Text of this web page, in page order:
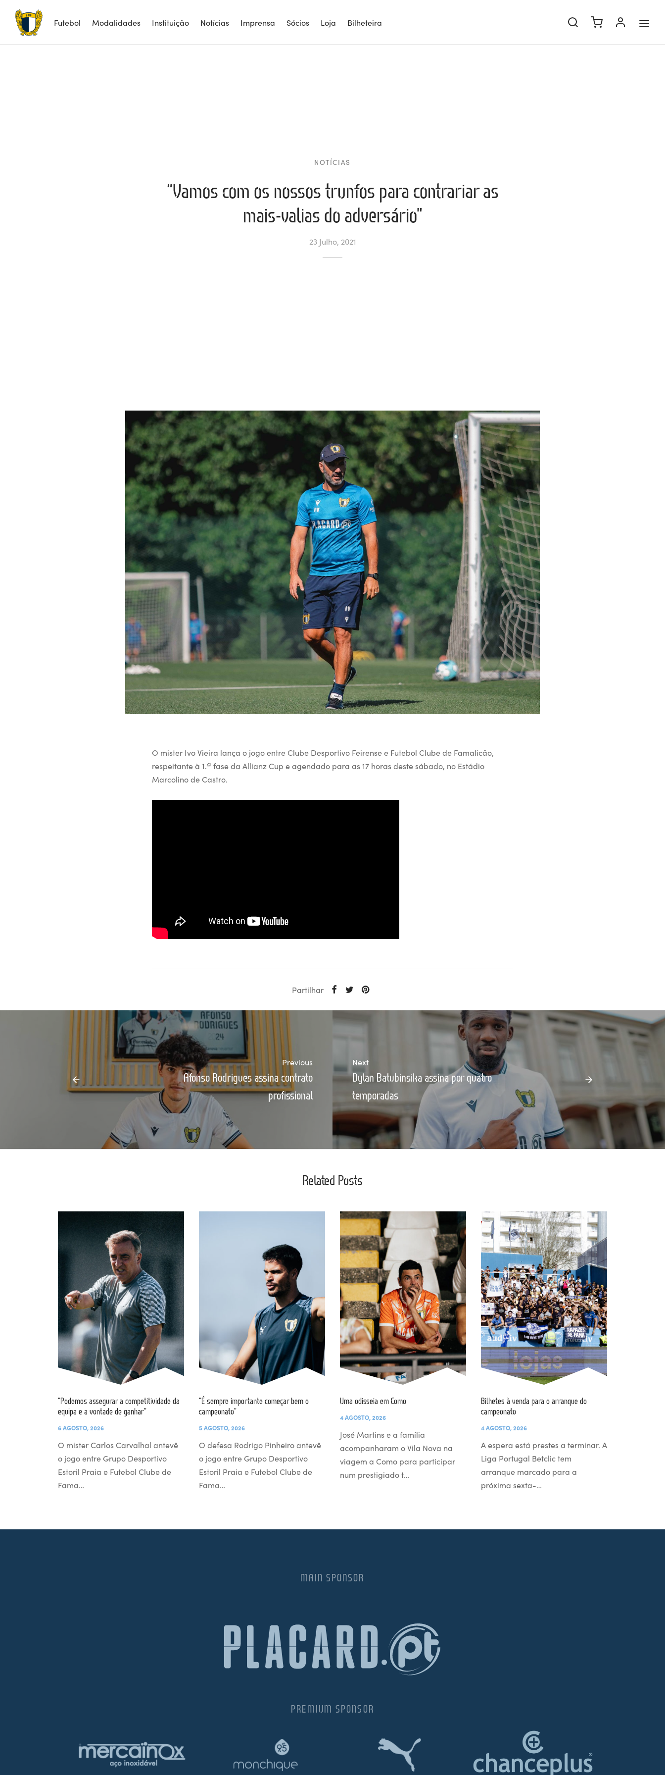
Futebol Modalidades Instituição Notícias Imprensa Sócios Loja Bilheteira
NOTÍCIAS
“Vamos com os nossos trunfos para contrariar as
mais-valias do adversário”
23 Julho, 2021
O mister Ivo Vieira lança o jogo entre Clube Desportivo Feirense e Futebol Clube de Famalicão,
respeitante à 1.ª fase da Allianz Cup e agendado para as 17 horas deste sábado, no Estádio
Marcolino de Castro.
Partilhar
Previous
Afonso Rodrigues assina contrato
profissional
Next
Dylan Batubinsika assina por quatro
temporadas
Related Posts
“Podemos assegurar a competitividade da
equipa e a vontade de ganhar”
6 AGOSTO, 2026
O mister Carlos Carvalhal antevê
o jogo entre Grupo Desportivo
Estoril Praia e Futebol Clube de
Fama…
“É sempre importante começar bem o
campeonato”
5 AGOSTO, 2026
O defesa Rodrigo Pinheiro antevê
o jogo entre Grupo Desportivo
Estoril Praia e Futebol Clube de
Fama…
Uma odisseia em Como
4 AGOSTO, 2026
José Martins e a família
acompanharam o Vila Nova na
viagem a Como para participar
num prestigiado t…
Bilhetes à venda para o arranque do
campeonato
4 AGOSTO, 2026
A espera está prestes a terminar. A
Liga Portugal Betclic tem
arranque marcado para a
próxima sexta-…
MAIN SPONSOR
PREMIUM SPONSOR